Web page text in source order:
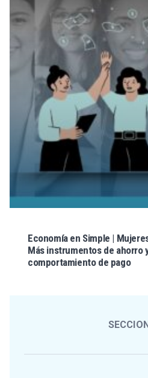
Economía en Simple |
Más instrumentos de ahorro
comportamiento de pago